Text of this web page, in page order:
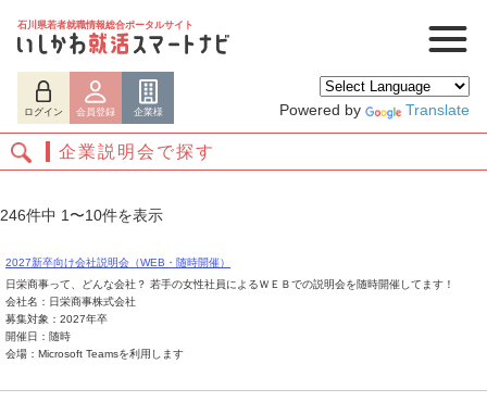
石川県若者就職情報総合ポータルサイト
ログイン 会員登録 企業様 Powered by Translate
企業説明会で探す
246件中 1〜10件を表示
2027新卒向け会社説明会（WEB・随時開催）
日栄商事って、どんな会社？ 若手の女性社員によるＷＥＢでの説明会を随時開催してます！
会社名：日栄商事株式会社
募集対象：2027年卒
開催日：随時
会場：Microsoft Teamsを利用します